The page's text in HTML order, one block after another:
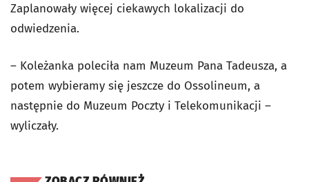
Zaplanowały więcej ciekawych lokalizacji do
odwiedzenia.
– Koleżanka poleciła nam Muzeum Pana Tadeusza, a
potem wybieramy się jeszcze do Ossolineum, a
następnie do Muzeum Poczty i Telekomunikacji –
wyliczały.